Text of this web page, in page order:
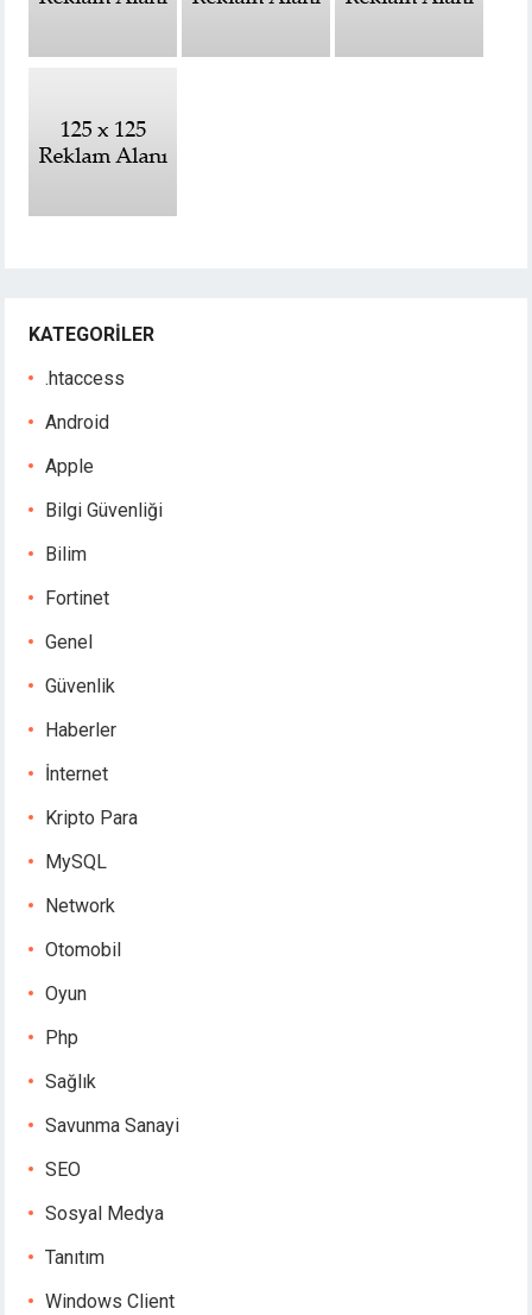
KATEGORILER
.htaccess
Android
Apple
Bilgi Güvenliği
Bilim
Fortinet
Genel
Güvenlik
Haberler
İnternet
Kripto Para
MySQL
Network
Otomobil
Oyun
Php
Sağlık
Savunma Sanayi
SEO
Sosyal Medya
Tanıtım
Windows Client